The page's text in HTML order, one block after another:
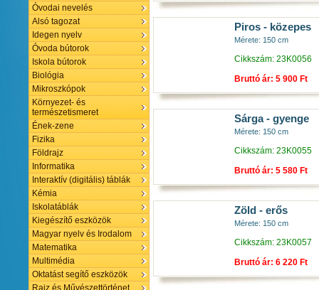
Óvodai nevelés
Alsó tagozat
Idegen nyelv
Óvoda bútorok
Iskola bútorok
Biológia
Mikroszkópok
Környezet- és
természetismeret
Ének-zene
Fizika
Földrajz
Informatika
Interaktív (digitális) táblák
Kémia
Iskolatáblák
Kiegészítő eszközök
Magyar nyelv és Irodalom
Matematika
Multimédia
Oktatást segítő eszközök
Rajz és Művészettörténet
Piros - közepes
Mérete: 150 cm
Cikkszám: 23K0056
Bruttó ár: 5 900 Ft
Sárga - gyenge
Mérete: 150 cm
Cikkszám: 23K0055
Bruttó ár: 5 580 Ft
Zöld - erős
Mérete: 150 cm
Cikkszám: 23K0057
Bruttó ár: 6 220 Ft